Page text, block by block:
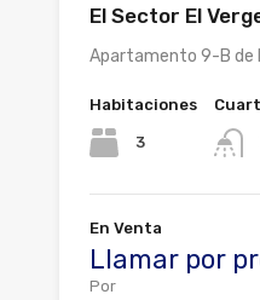
El Sector El
Apartamento 9-B de
Habitaciones
3
En Venta
Llamar por
Por